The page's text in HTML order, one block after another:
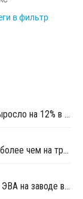
в фильтр
Производство всех видов обуви в России выросло на 12% в прошлом году
Импорт винилацетата в Европу вырос в мае более чем на треть - Евростат
TPI Polene переключилась на производство ЭВА на заводе в Таиланде